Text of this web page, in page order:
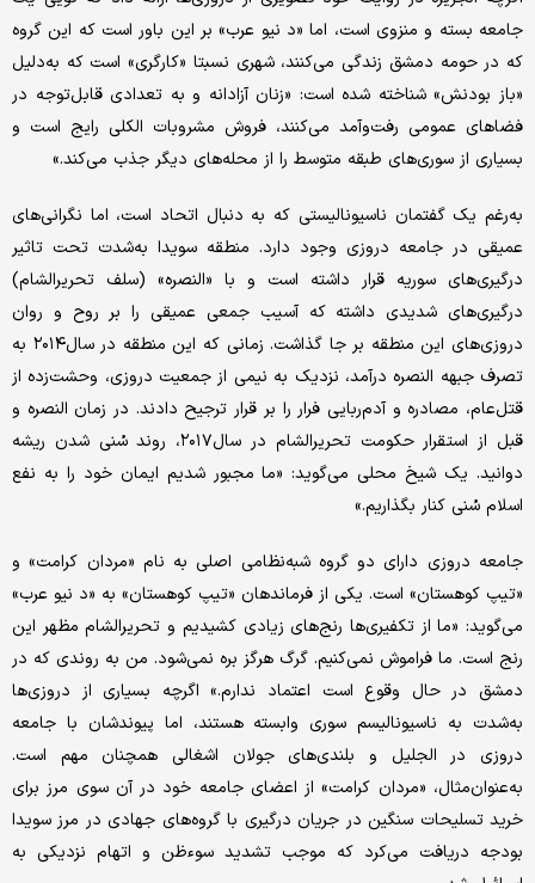
جامعه‌ بسته و منزوی است، اما «د نیو عرب» بر این باور است که این گروه
که در حومه دمشق زندگی می‌کنند، شهری نسبتا «کارگری» است که به‌دلیل
«باز بودنش» شناخته ‌شده است: «زنان آزادانه و به تعدادی قابل‌توجه در
فضاهای عمومی رفت‌وآمد می‌کنند، فروش مشروبات الکلی رایج است و
بسیاری از سوری‌های طبقه متوسط را از محله‌های دیگر جذب می‌کند.»
به‌رغم یک گفتمان ناسیونالیستی که به دنبال اتحاد است، اما نگرانی‌های
عمیقی در جامعه دروزی وجود دارد. منطقه سویدا به‌شدت تحت تاثیر
درگیری‌های سوریه قرار داشته است و با «النصره» (سلف تحریرالشام)
درگیری‌های شدیدی داشته که آسیب جمعی عمیقی را بر روح و روان
دروزی‌های این منطقه بر جا گذاشت. زمانی که این منطقه در سال۲۰۱۴ به
تصرف جبهه النصره درآمد، نزدیک به نیمی از جمعیت دروزی، وحشت‌زده از
قتل‌عام، مصادره و آدم‌ربایی فرار را بر قرار ترجیح دادند. در زمان النصره و
قبل از استقرار حکومت تحریرالشام در سال۲۰۱۷، روند سُنی شدن ریشه
دوانید. یک شیخ محلی می‌گوید: «ما مجبور شدیم ایمان خود را به نفع
اسلام سُنی کنار بگذاریم.»
جامعه‌ دروزی دارای دو گروه شبه‌نظامی اصلی به نام «مردان کرامت» و
«تیپ کوهستان» است. یکی از فرماندهان «تیپ کوهستان» به «د نیو عرب»
می‌گوید: «ما از تکفیری‌ها رنج‌های زیادی کشیدیم و تحریرالشام مظهر این
رنج است. ما فراموش نمی‌کنیم. گرگ هرگز بره نمی‌شود. من به روندی که در
دمشق در حال وقوع است اعتماد ندارم.» اگرچه بسیاری از دروزی‌ها
به‌شدت به ناسیونالیسم سوری وابسته هستند، اما پیوندشان با جامعه
دروزی در الجلیل و بلندی‌های جولان اشغالی همچنان مهم است.
به‌عنوان‌مثال، «مردان کرامت» از اعضای جامعه خود در آن ‌سوی مرز برای
خرید تسلیحات سنگین در جریان درگیری با گروه‌های جهادی در مرز سویدا
بودجه دریافت می‌کرد که موجب تشدید سوءظن و اتهام نزدیکی به